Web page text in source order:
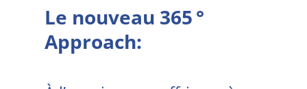
Le nouveau 365 °
Approach: